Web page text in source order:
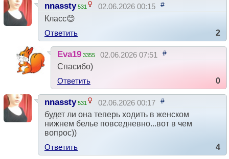
nnassty 531 02.06.2026 00:15 #
Класс😊
Ответить
2
Eva19 3355 02.06.2026 07:51 #
Спасибо)
Ответить
0
nnassty 531 02.06.2026 00:17 #
будет ли она теперь ходить в женском
нижнем белье повседневно...вот в чем
вопрос))
Ответить
4